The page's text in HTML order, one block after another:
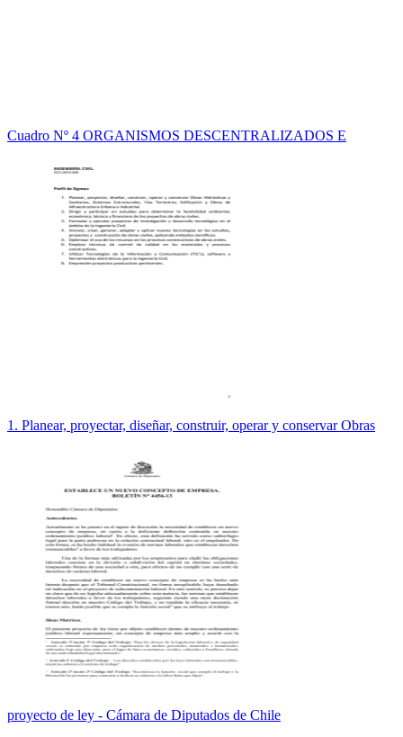
Cuadro Nº 4 ORGANISMOS DESCENTRALIZADOS E
1. Planear, proyectar, diseñar, construir, operar y conservar Obras
proyecto de ley - Cámara de Diputados de Chile